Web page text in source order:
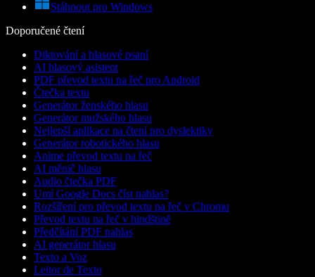
Stáhnout pro Windows
Doporučené čtení
Diktování a hlasové psaní
AI hlasový asistent
PDF převod textu na řeč pro Android
Čtečka textu
Generátor ženského hlasu
Generátor mužského hlasu
Nejlepší aplikace na čtení pro dyslektiky
Generátor robotického hlasu
Anime převod textu na řeč
AI měnič hlasu
Audio čtečka PDF
Umí Google Docs číst nahlas?
Rozšíření pro převod textu na řeč v Chromu
Převod textu na řeč v hindštině
Předčítání PDF nahlas
AI generátor hlasu
Texto a Voz
Leitor de Texto